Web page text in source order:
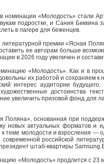
номинации «Молодость» стали
подростке, и Сания
в лагере для беженцев.
премии «Ясная
ее авторам больше
в 2026 году увеличен и
«Молодость». Как и в
их работой и сохраняем к
интерес аудитории
достоинства
увеличить призовой фонд для
Поляна», основанная при
новых актуальных форматов
теме молодости и взросления —
современной российской
штаб-квартиры Samsung
«Молодость» продлится с